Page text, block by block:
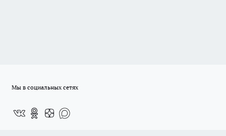
Мы в социальных сетях